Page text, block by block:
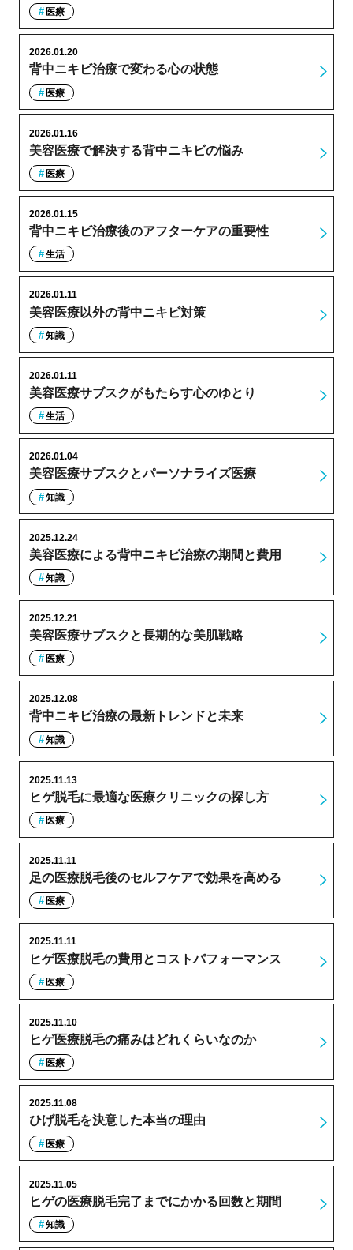
医療
背中ニキビ治療で変わる心の状態
2026.01.20
医療
美容医療で解決する背中ニキビの悩み
2026.01.16
医療
背中ニキビ治療後のアフターケアの重要性
2026.01.15
生活
美容医療以外の背中ニキビ対策
2026.01.11
知識
美容医療サブスクがもたらす心のゆとり
2026.01.11
生活
美容医療サブスクとパーソナライズ医療
2026.01.04
知識
美容医療による背中ニキビ治療の期間と費用
2025.12.24
知識
美容医療サブスクと長期的な美肌戦略
2025.12.21
医療
背中ニキビ治療の最新トレンドと未来
2025.12.08
知識
ヒゲ脱毛に最適な医療クリニックの探し方
2025.11.13
医療
足の医療脱毛後のセルフケアで効果を高める
2025.11.11
医療
ヒゲ医療脱毛の費用とコストパフォーマンス
2025.11.11
医療
ヒゲ医療脱毛の痛みはどれくらいなのか
2025.11.10
医療
ひげ脱毛を決意した本当の理由
2025.11.08
医療
ヒゲの医療脱毛完了までにかかる回数と期間
2025.11.05
知識